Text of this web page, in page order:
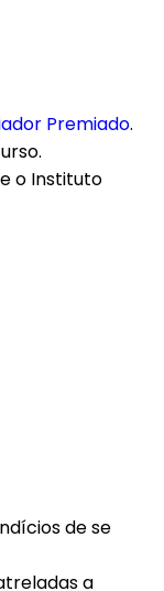
Premiado.
o Instituto
de se
a